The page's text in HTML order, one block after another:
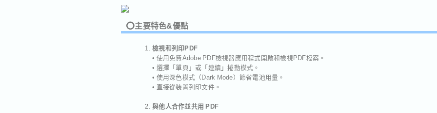
⭕️主要特色&優點
檢視和列印PDF
• 使用免費Adobe PDF檢視器應用程式開啟和檢視PDF檔案。
• 選擇「單頁」或「連續」捲動模式。
• 使用深色模式（Dark Mode）節省電池用量。
• 直接從裝置列印文件。
與他人合作並共用 PDF